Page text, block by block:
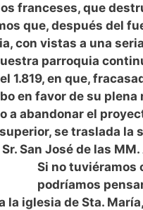
franceses, que
que, después del
con vistas a una
parroquia
1.819, en que,
en favor de su plena
a abandonar el
se traslada la
San José de las
Si no tuviéramos
podríamos
la iglesia de Sta.